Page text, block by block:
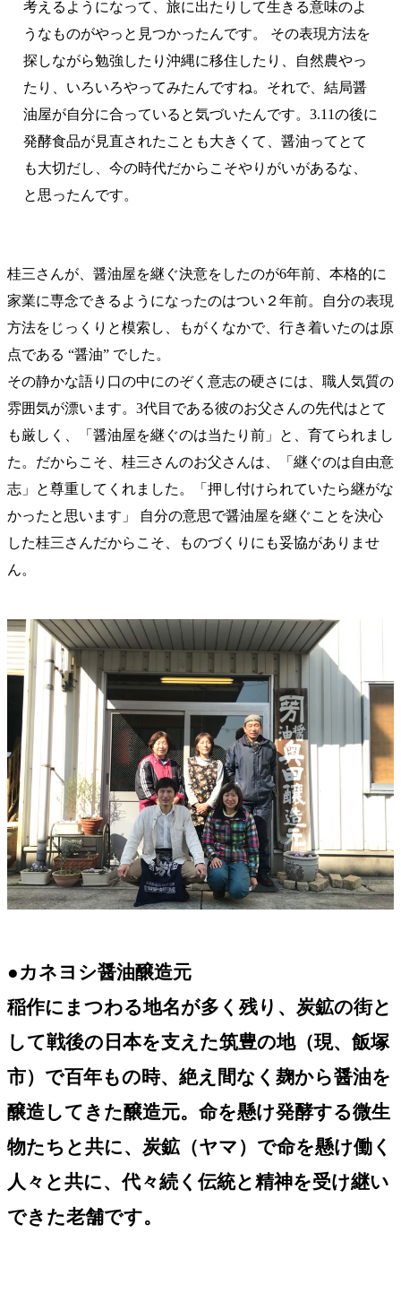
考えるようになって、旅に出たりして生きる意味のよ
うなものがやっと見つかったんです。 その表現方法を
探しながら勉強したり沖縄に移住したり、自然農やっ
たり、いろいろやってみたんですね。それで、結局醤
油屋が自分に合っていると気づいたんです。3.11の後に
発酵食品が見直されたことも大きくて、醤油ってとて
も大切だし、今の時代だからこそやりがいがあるな、
と思ったんです。
桂三さんが、醤油屋を継ぐ決意をしたのが6年前、本格的に
家業に専念できるようになったのはつい２年前。自分の表現
方法をじっくりと模索し、もがくなかで、行き着いたのは原
点である “醤油” でした。
その静かな語り口の中にのぞく意志の硬さには、職人気質の
雰囲気が漂います。3代目である彼のお父さんの先代はとて
も厳しく、「醤油屋を継ぐのは当たり前」と、育てられまし
た。だからこそ、桂三さんのお父さんは、「継ぐのは自由意
志」と尊重してくれました。「押し付けられていたら継がな
かったと思います」 自分の意思で醤油屋を継ぐことを決心
した桂三さんだからこそ、ものづくりにも妥協がありませ
ん。
●カネヨシ醤油醸造元
稲作にまつわる地名が多く残り、炭鉱の街と
して戦後の日本を支えた筑豊の地（現、飯塚
市）で百年もの時、絶え間なく麹から醤油を
醸造してきた醸造元。命を懸け発酵する微生
物たちと共に、炭鉱（ヤマ）で命を懸け働く
人々と共に、代々続く伝統と精神を受け継い
できた老舗です。